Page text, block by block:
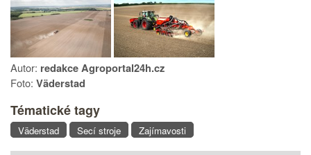
Autor: redakce Agroportal24h.cz
Foto: Väderstad
Tématické tagy
Väderstad Secí stroje Zajímavosti